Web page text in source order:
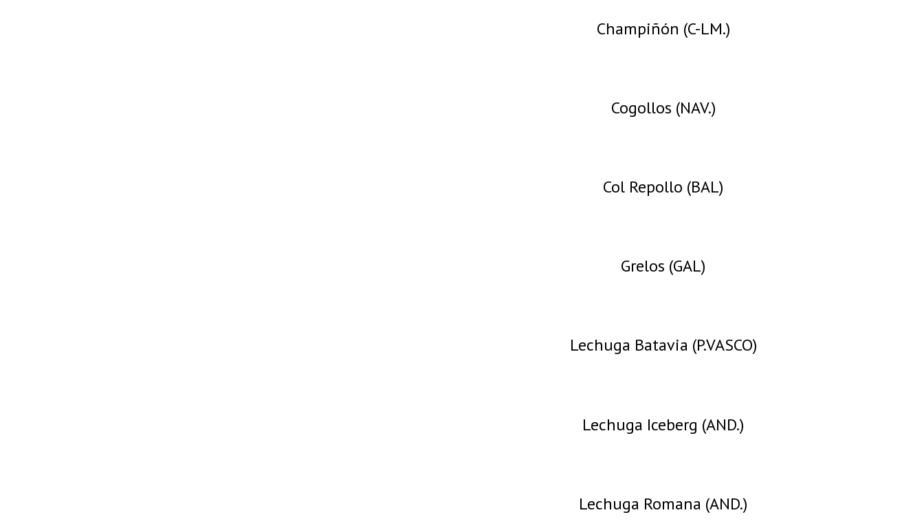
Champiñón (C-LM.)
Cogollos (NAV.)
Col Repollo (BAL)
Grelos (GAL)
Lechuga Batavia (P.VASCO)
Lechuga Iceberg (AND.)
Lechuga Romana (AND.)